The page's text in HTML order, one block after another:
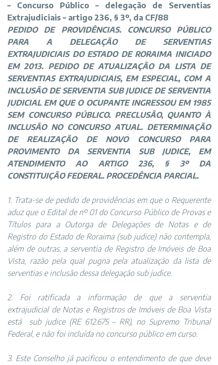
– Concurso Público – delegação de Serventias
Extrajudiciais – artigo 236, § 3º, da CF/88
PEDIDO DE PROVIDÊNCIAS. CONCURSO PÚBLICO
PARA A DELEGAÇÃO DE SERVENTIAS
EXTRAJUDICIAIS DO ESTADO DE RORAIMA INICIADO
EM 2013. PEDIDO DE ATUALIZAÇÃO DA LISTA DE
SERVENTIAS EXTRAJUDICIAIS, EM ESPECIAL, COM A
INCLUSÃO DE SERVENTIA SUB JUDICE DE SERVENTIA
JUDICIAL EM QUE O OCUPANTE INGRESSOU EM 1985
SEM CONCURSO PÚBLICO. PRECLUSÃO, QUANTO À
INCLUSÃO NO CONCURSO ATUAL. DETERMINAÇÃO
DE REALIZAÇÃO DE NOVO CONCURSO PARA
PROVIMENTO DA SERVENTIA SUB JUDICE, EM
ATENDIMENTO AO ARTIGO 236, § 3º DA
CONSTITUIÇÃO FEDERAL. PROCEDÊNCIA PARCIAL.
1. Trata-se de pedido de providências em que o Requerente
aduz que o Edital de nº 01 do Concurso Público de Provas e
Títulos para a Outorga de Delegações de Notas e de
Registro do Estado de Roraima (sub judice) não contempla,
além de outras, a serventia de Registro de Imóveis de Boa
Vista, razão pela qual pugna pela atualização da lista de
serventias e inclusão dessa delegação sub judice.
2. Foi ratificada a informação de que a serventia
extrajudicial de Notas e Registros de Imóveis de Boa Vista
está
sub judice (RE 612.675 – RR), no Supremo Tribunal
Federal, e não foi incluída no concurso público em curso.
3. Este Conselho já pacificou o entendimento de que deve